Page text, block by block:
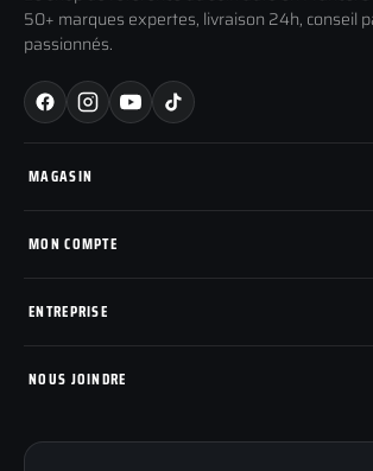
50+ marques expertes, livraison 24h, conseil
passionnés.
MAGASIN
Nos marques
Pads de polissage
Pièces détachées
MON COMPTE
Mes tickets SAV
Mon parrainage
Programme fidelite
ENTREPRISE
Compte pro
Politique de retour
NOUS JOINDRE
89100 SENS